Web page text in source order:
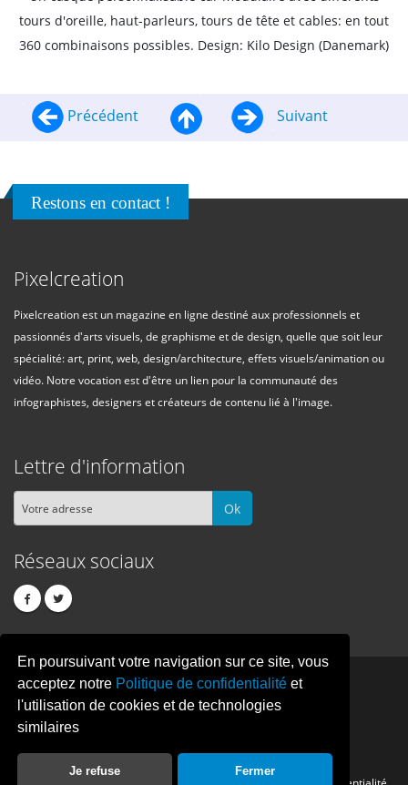
En poursuivant votre navigation sur ce site, vous
acceptez notre Politique de confidentialité et
l'utilisation de cookies et de technologies
similaires
Je refuse Fermer
tours d'oreille, haut-parleurs, tours de tête et cables: en tout
360 combinaisons possibles. Design: Kilo Design (Danemark)
Précédent Suivant
Restons en contact !
Pixelcreation
Pixelcreation est un magazine en ligne destiné aux professionnels et
passionnés d'arts visuels, de graphisme et de design, quelle que soit leur
spécialité: art, print, web, design/architecture, effets visuels/animation ou
vidéo. Notre vocation est d'être un lien pour la communauté des
infographistes, designers et créateurs de contenu lié à l'image.
Lettre d'information
Ok
Réseaux sociaux
PIXELCREATION